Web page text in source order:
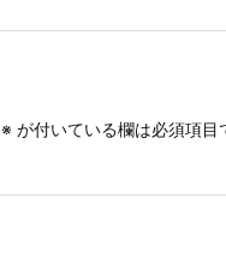
※ が付いている欄は必須項目